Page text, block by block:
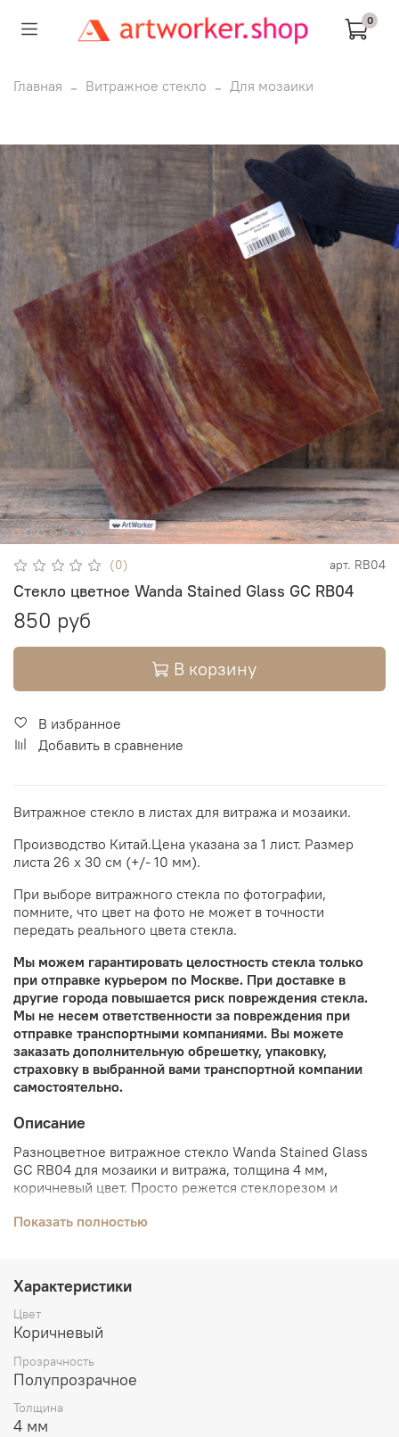
0
Главная Витражное стекло Для мозаики
(0) арт. RB04
Стекло цветное Wanda Stained Glass GC RB04
850 руб
В корзину
В избранное
Добавить в сравнение
Витражное стекло в листах для витража и мозаики.
Производство Китай.Цена указана за 1 лист. Размер
листа 26 х 30 см (+/- 10 мм).
При выборе витражного стекла по фотографии,
помните, что цвет на фото не может в точности
передать реального цвета стекла.
Мы можем гарантировать целостность стекла только
при отправке курьером по Москве. При доставке в
другие города повышается риск повреждения стекла.
Мы не несем ответственности за повреждения при
отправке транспортными компаниями. Вы можете
заказать дополнительную обрешетку, упаковку,
страховку в выбранной вами транспортной компании
самостоятельно.
Описание
Разноцветное витражное стекло Wanda Stained Glass
GC RB04 для мозаики и витража, толщина 4 мм,
коричневый цвет. Просто режется стеклорезом и
Показать полностью
Характеристики
Цвет
Коричневый
Прозрачность
Полупрозрачное
Толщина
4 мм